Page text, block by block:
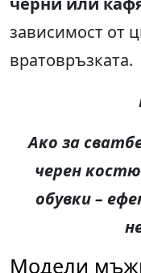
зависимост от
вратовръзката.
Ако за
черен
обувки–
Модели